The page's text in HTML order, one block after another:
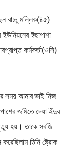
বাচ্চু মল্লিক(৪৫)
ইছাপাশা
কর্মকর্তা(ওসি)
সময় আমার ভাই নিজ
জমিতে দেয়া ইঁদুর
হয়। তাকে সবজি
তিনি ষ্ট্রোক